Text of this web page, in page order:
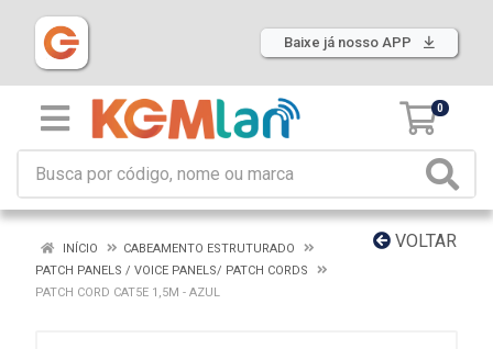
Baixe já nosso APP
0
VOLTAR
INÍCIO
CABEAMENTO ESTRUTURADO
PATCH PANELS / VOICE PANELS/ PATCH CORDS
PATCH CORD CAT5E 1,5M - AZUL